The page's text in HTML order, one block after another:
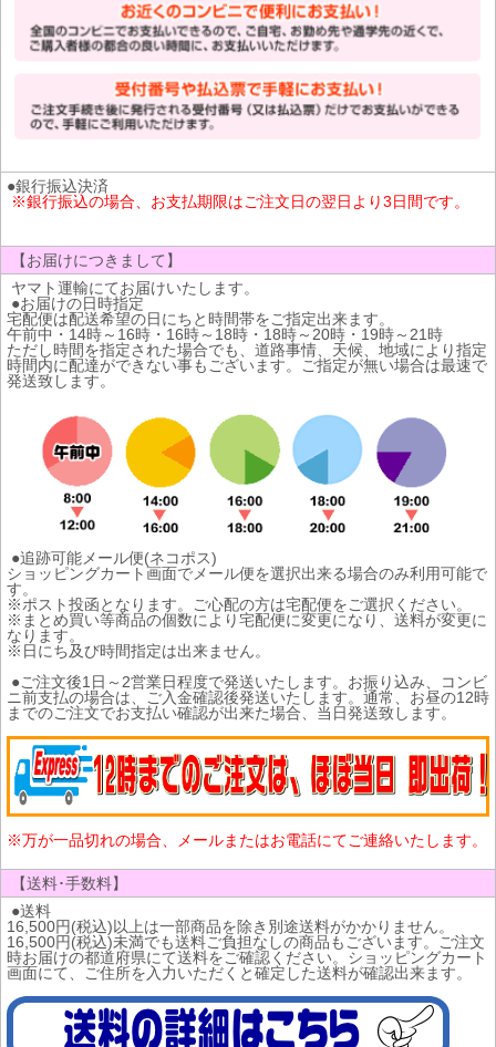
●銀行振込決済
※銀行振込の場合、お支払期限はご注文日の翌日より3日間です。
【お届けにつきまして】
ヤマト運輸にてお届けいたします。
●お届けの日時指定
宅配便は配送希望の日にちと時間帯をご指定出来ます。
午前中・14時～16時・16時～18時・18時～20時・19時～21時
ただし時間を指定された場合でも、道路事情、天候、地域により指定
時間内に配達ができない事もございます。ご指定が無い場合は最速で
発送致します。
●追跡可能メール便(ネコポス)
ショッピングカート画面でメール便を選択出来る場合のみ利用可能で
す。
※ポスト投函となります。ご心配の方は宅配便をご選択ください。
※まとめ買い等商品の個数により宅配便に変更になり、送料が変更に
なります。
※日にち及び時間指定は出来ません。
●ご注文後1日～2営業日程度で発送いたします。お振り込み、コンビ
ニ前支払の場合は、ご入金確認後発送いたします。通常、お昼の12時
までのご注文でお支払い確認が出来た場合、当日発送致します。
※万が一品切れの場合、メールまたはお電話にてご連絡いたします。
【送料･手数料】
●送料
16,500円(税込)以上は一部商品を除き別途送料がかかりません。
16,500円(税込)未満でも送料ご負担なしの商品もございます。ご注文
時お届けの都道府県にて送料をご確認ください。ショッピングカート
画面にて、ご住所を入力いただくと確定した送料が確認出来ます。